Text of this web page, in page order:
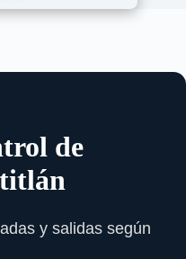
de
y salidas según